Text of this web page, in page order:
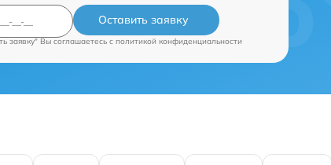
Оставить заявку
заявку" Вы соглашаетесь c политикой конфиденциальности